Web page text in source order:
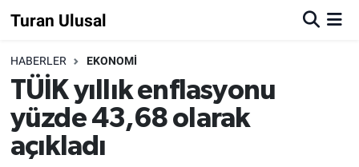
Turan Ulusal
HABERLER EKONOMİ
TÜİK yıllık enflasyonu
yüzde 43,68 olarak
açıkladı